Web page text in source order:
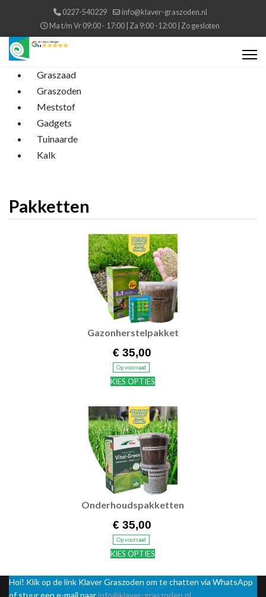
0227-540229
info@klaver-graszoden.nl
Ma t/m Vr 09:00 - 17:00 | Za 9:00 -12:00 | Zo gesloten
Graszaad
Graszoden
Meststof
Gadgets
Tuinaarde
Kalk
Pakketten
Gazonherstelpakket
€ 35,00
Op voorraad
KIES OPTIES
Onderhoudspakketten
€ 35,00
Op voorraad
KIES OPTIES
Hoi! Klik op de link Klaver Graszoden om te chatten via WhatsApp
of stuur een e-mail naarinfo@klaver-graszoden.nl